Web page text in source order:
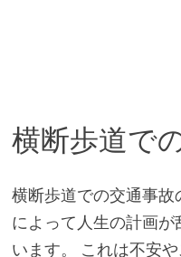
横断歩道で
横断歩道での交通事
によって人生の計画
います。 これは不安